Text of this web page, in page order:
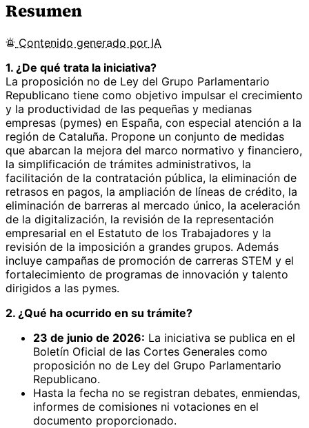
Resumen
Contenido generado por IA
1. ¿De qué trata la iniciativa?
La proposición no de Ley del Grupo Parlamentario
Republicano tiene como objetivo impulsar el crecimiento
y la productividad de las pequeñas y medianas
empresas (pymes) en España, con especial atención a la
región de Cataluña. Propone un conjunto de medidas
que abarcan la mejora del marco normativo y financiero,
la simplificación de trámites administrativos, la
facilitación de la contratación pública, la eliminación de
retrasos en pagos, la ampliación de líneas de crédito, la
eliminación de barreras al mercado único, la aceleración
de la digitalización, la revisión de la representación
empresarial en el Estatuto de los Trabajadores y la
revisión de la imposición a grandes grupos. Además
incluye campañas de promoción de carreras STEM y el
fortalecimiento de programas de innovación y talento
dirigidos a las pymes.
2. ¿Qué ha ocurrido en su trámite?
23 de junio de 2026: La iniciativa se publica en el
Boletín Oficial de las Cortes Generales como
proposición no de Ley del Grupo Parlamentario
Republicano.
Hasta la fecha no se registran debates, enmiendas,
informes de comisiones ni votaciones en el
documento proporcionado.